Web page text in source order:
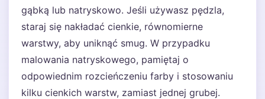
gąbką lub natryskowo. Jeśli używasz pędzla,
staraj się nakładać cienkie, równomierne
warstwy, aby uniknąć smug. W przypadku
malowania natryskowego, pamiętaj o
odpowiednim rozcieńczeniu farby i stosowaniu
kilku cienkich warstw, zamiast jednej grubej.